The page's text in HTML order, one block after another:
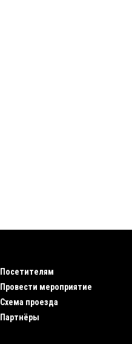
Посетителям
Провести мероприятие
Схема проезда
Партнёры